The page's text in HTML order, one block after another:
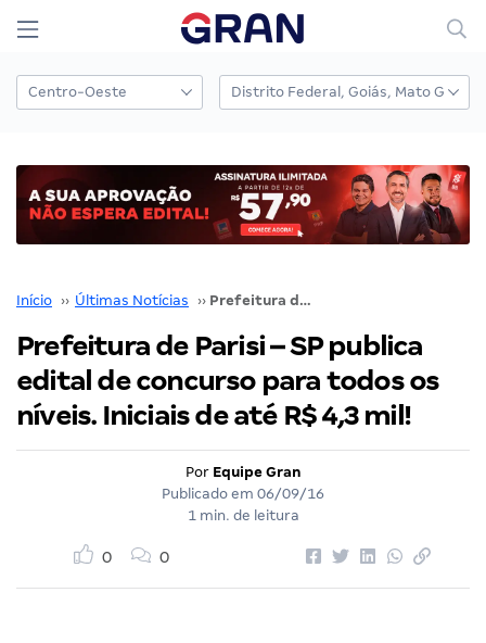
Início ›› Últimas Notícias ›› Prefeitura de Parisi – SP publica edital de concurso para todos os níveis. Iniciais de até R$ 4,3 mil!
Prefeitura de Parisi – SP publica
edital de concurso para todos os
níveis. Iniciais de até R$ 4,3 mil!
Por Equipe Gran
Publicado em 06/09/16
1 min. de leitura
0 0